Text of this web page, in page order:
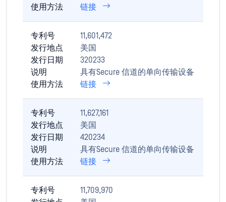
使用方法
链接
专利号
11,601,472
发行地点
美国
发行日期
320233
说明
具有Secure 信道的单向传输设备
使用方法
链接
专利号
11,627,161
发行地点
美国
发行日期
420234
说明
具有Secure 信道的单向传输设备
使用方法
链接
专利号
11,709,970